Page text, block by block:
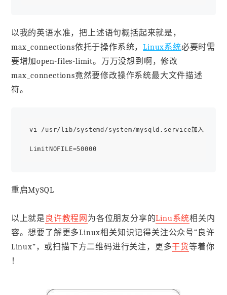
以我的英语水准，把上述语句概括起来就是，
max_connections依托于操作系统，Linux系统必要时需
要增加open-files-limit。万万没想到啊，修改
max_connections竟然要修改操作系统最大文件描述
符。
vi /usr/lib/systemd/system/mysqld.service加入
重启MySQL
以上就是 良许教程网 为各位朋友分享的Linu系统相关内
容。想要了解更多Linux相关知识记得关注公众号“良许
Linux”，或扫描下方二维码进行关注，更多干货等着你
！